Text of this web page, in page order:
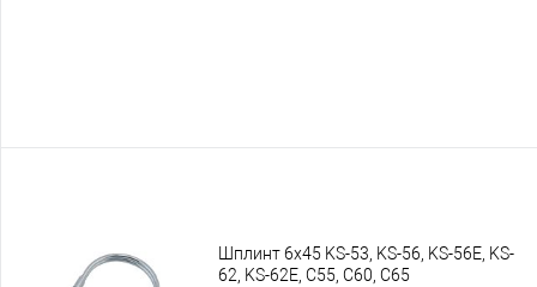
Шплинт 6х45 KS-53, KS-56, KS-56E, KS-
62, KS-62E, C55, C60, C65